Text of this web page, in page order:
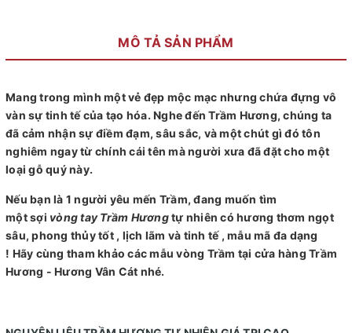
MÔ TẢ SẢN PHẨM
Mang trong mình một vẻ đẹp mộc mạc nhưng chứa đựng vô
vàn sự tinh tế của tạo hóa. Nghe đến Trầm Hương, chúng ta
đã cảm nhận sự điềm đạm, sâu sắc, và một chút gì đó tôn
nghiêm ngay từ chính cái tên mà người xưa đã đặt cho một
loại gỗ quý này.
Nếu bạn là 1 người yêu mến Trầm, đang muốn tìm
một sợi vòng tay Trầm Hươngtự nhiên có hương thơm ngọt
sâu, phong thủy tốt , lịch lãm và tinh tế , mẫu mã đa dạng
! Hãy cùng tham khảo các mẫu vòng Trầm tại cửa hàng Trầm
Hương - Hương Vân Cát nhé.